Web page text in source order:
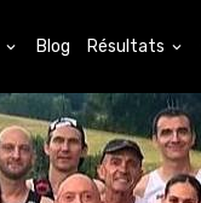
Blog Résultats